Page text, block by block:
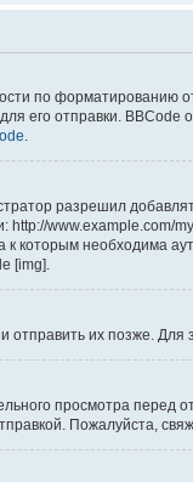
по форматированию
отправки. BBCode
.
разрешил
которым необходима
[img].
отправить их позже.
просмотра перед
Пожалуйста,